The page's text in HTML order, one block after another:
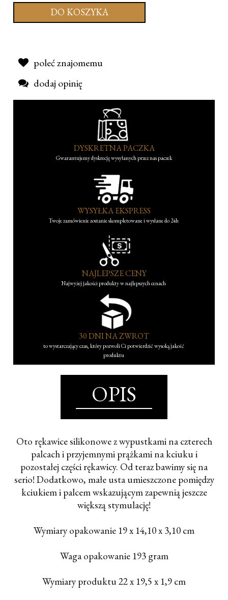
DO KOSZYKA
poleć znajomemu
dodaj opinię
DYSKRETNA PACZKA
Gwarantujemy dyskrecję wysyłanych przez nas paczek
WYSYŁKA EKSPRESS
Twoje zamówienie zostanie skompletowane i wysłane do 24h
NAJLEPSZE CENY
Najwyżej jakości produkty w najlepszych cenach
30 DNI NA ZWROT
to wystarczający czas, który pozwoli Ci potwierdzić wysoką jakość
produktu
OPIS
Oto rękawice silikonowe z wypustkami na czterech
palcach i przyjemnymi prążkami na kciuku i
pozostałej części rękawicy. Od teraz bawimy się na
serio! Dodatkowo, małe usta umieszczone pomiędzy
kciukiem i palcem wskazującym zapewnią jeszcze
większą stymulację!
Wymiary opakowanie 19 x 14,10 x 3,10 cm
Waga opakowanie 193 gram
Wymiary produktu 22 x 19,5 x 1,9 cm